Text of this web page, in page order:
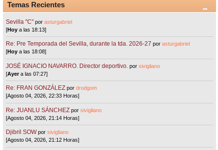
Temas Recientes
Sevilla "C"porasturgabriel
[Hoy a las 18:13]
Re: Pre Temporada del Sevilla, durante la tda. 2026-27 porasturgabriel
[Hoy a las 18:08]
JOSÉ IGNACIO NAVARRO. Director deportivo. porsivigliano
[Ayera las 07:27]
Re: FRAN GONZÁLEZ pordrodgom
[Agosto 04, 2026, 22:33 Horas]
Re: JUANLU SÁNCHEZ porsivigliano
[Agosto 04, 2026, 21:14 Horas]
Djibril SOW porsivigliano
[Agosto 04, 2026, 21:12 Horas]